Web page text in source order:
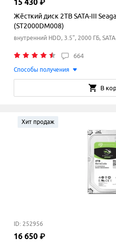
15 430 ₽
Жёсткий диск 2TB SATA-III
(ST2000DM008)
внутренний HDD, 3.5", 2000 ГБ,
664
Способы получения
В
Хит продаж
ID: 252956
16 650 ₽